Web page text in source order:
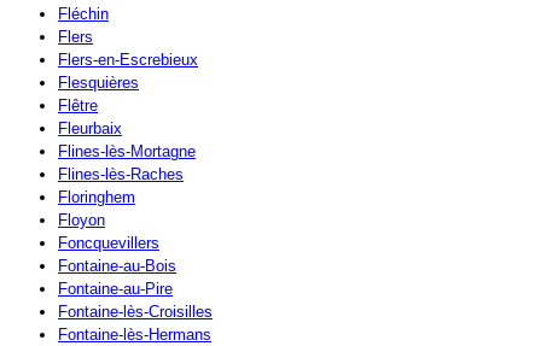
Fléchin
Flers
Flers-en-Escrebieux
Flesquières
Flêtre
Fleurbaix
Flines-lès-Mortagne
Flines-lès-Raches
Floringhem
Floyon
Foncquevillers
Fontaine-au-Bois
Fontaine-au-Pire
Fontaine-lès-Croisilles
Fontaine-lès-Hermans